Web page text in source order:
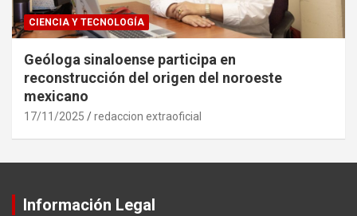
CIENCIA Y TECNOLOGÍA
Geóloga sinaloense participa en
reconstrucción del origen del noroeste
mexicano
17/11/2025 redaccion extraoficial
Información Legal